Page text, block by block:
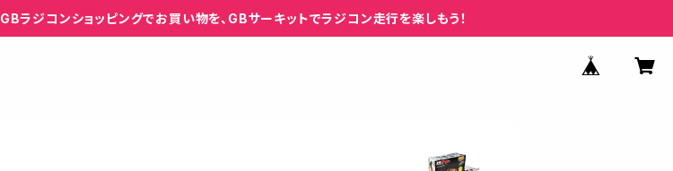
GBラジコンショッピングでお買い物を、GBサーキットでラジコン走行を楽しもう！